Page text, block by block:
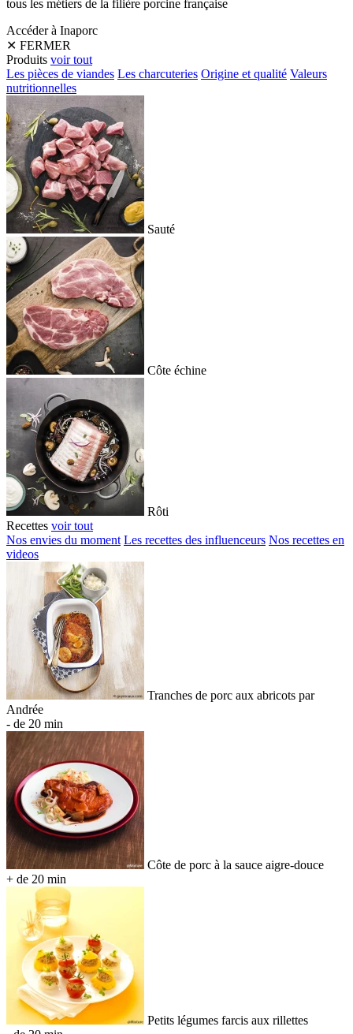
tous les métiers de la filière porcine française
Accéder à Inaporc
✕ FERMER
Produits voir tout
Les pièces de viandes Les charcuteries Origine et qualité Valeurs
nutritionnelles
Sauté
Côte échine
Rôti
Recettes voir tout
Nos envies du moment Les recettes des influenceurs Nos recettes en
videos
Tranches de porc aux abricots par
Andrée
- de 20 min
Côte de porc à la sauce aigre-douce
+ de 20 min
Petits légumes farcis aux rillettes